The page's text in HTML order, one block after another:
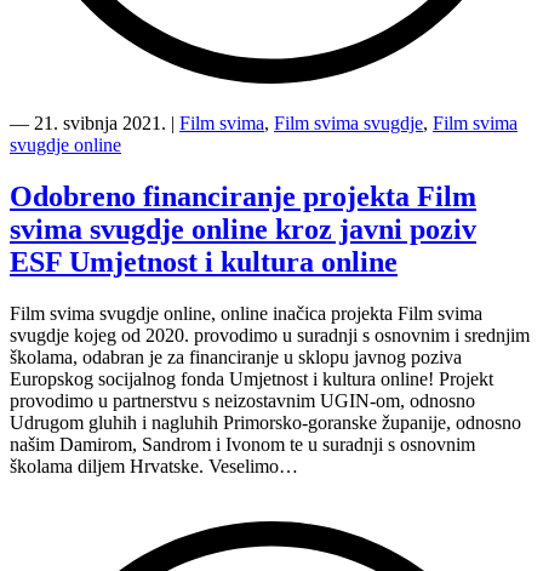
projekt
Film
svugdje
online”
― 21. svibnja 2021. | Film svima, Film svima svugdje, Film svima
svugdje online
Odobreno financiranje projekta Film
svima svugdje online kroz javni poziv
ESF Umjetnost i kultura online
Film svima svugdje online, online inačica projekta Film svima
svugdje kojeg od 2020. provodimo u suradnji s osnovnim i srednjim
školama, odabran je za financiranje u sklopu javnog poziva
Europskog socijalnog fonda Umjetnost i kultura online! Projekt
provodimo u partnerstvu s neizostavnim UGIN-om, odnosno
Udrugom gluhih i nagluhih Primorsko-goranske županije, odnosno
našim Damirom, Sandrom i Ivonom te u suradnji s osnovnim
školama diljem Hrvatske. Veselimo…